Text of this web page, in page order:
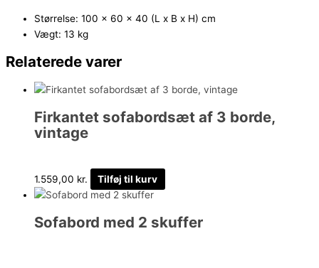
Størrelse: 100 x 60 x 40 (L x B x H) cm
Vægt: 13 kg
Relaterede varer
Firkantet sofabordsæt af 3 borde,
vintage
1.559,00 kr. Tilføj til kurv
Sofabord med 2 skuffer